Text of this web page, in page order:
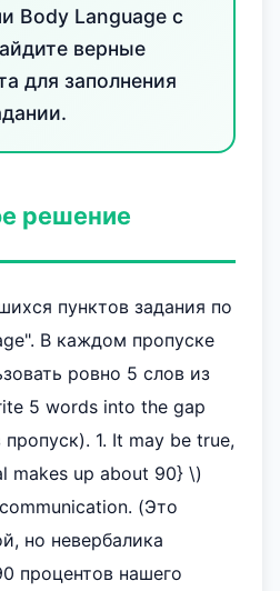
Body Language с
верные
для заполнения
решение
пунктов задания по
В каждом пропуске
ровно 5 слов из
5 words into the gap
1. It may be true,
makes up about 90} \)
(Это
но невербалика
процентов нашего